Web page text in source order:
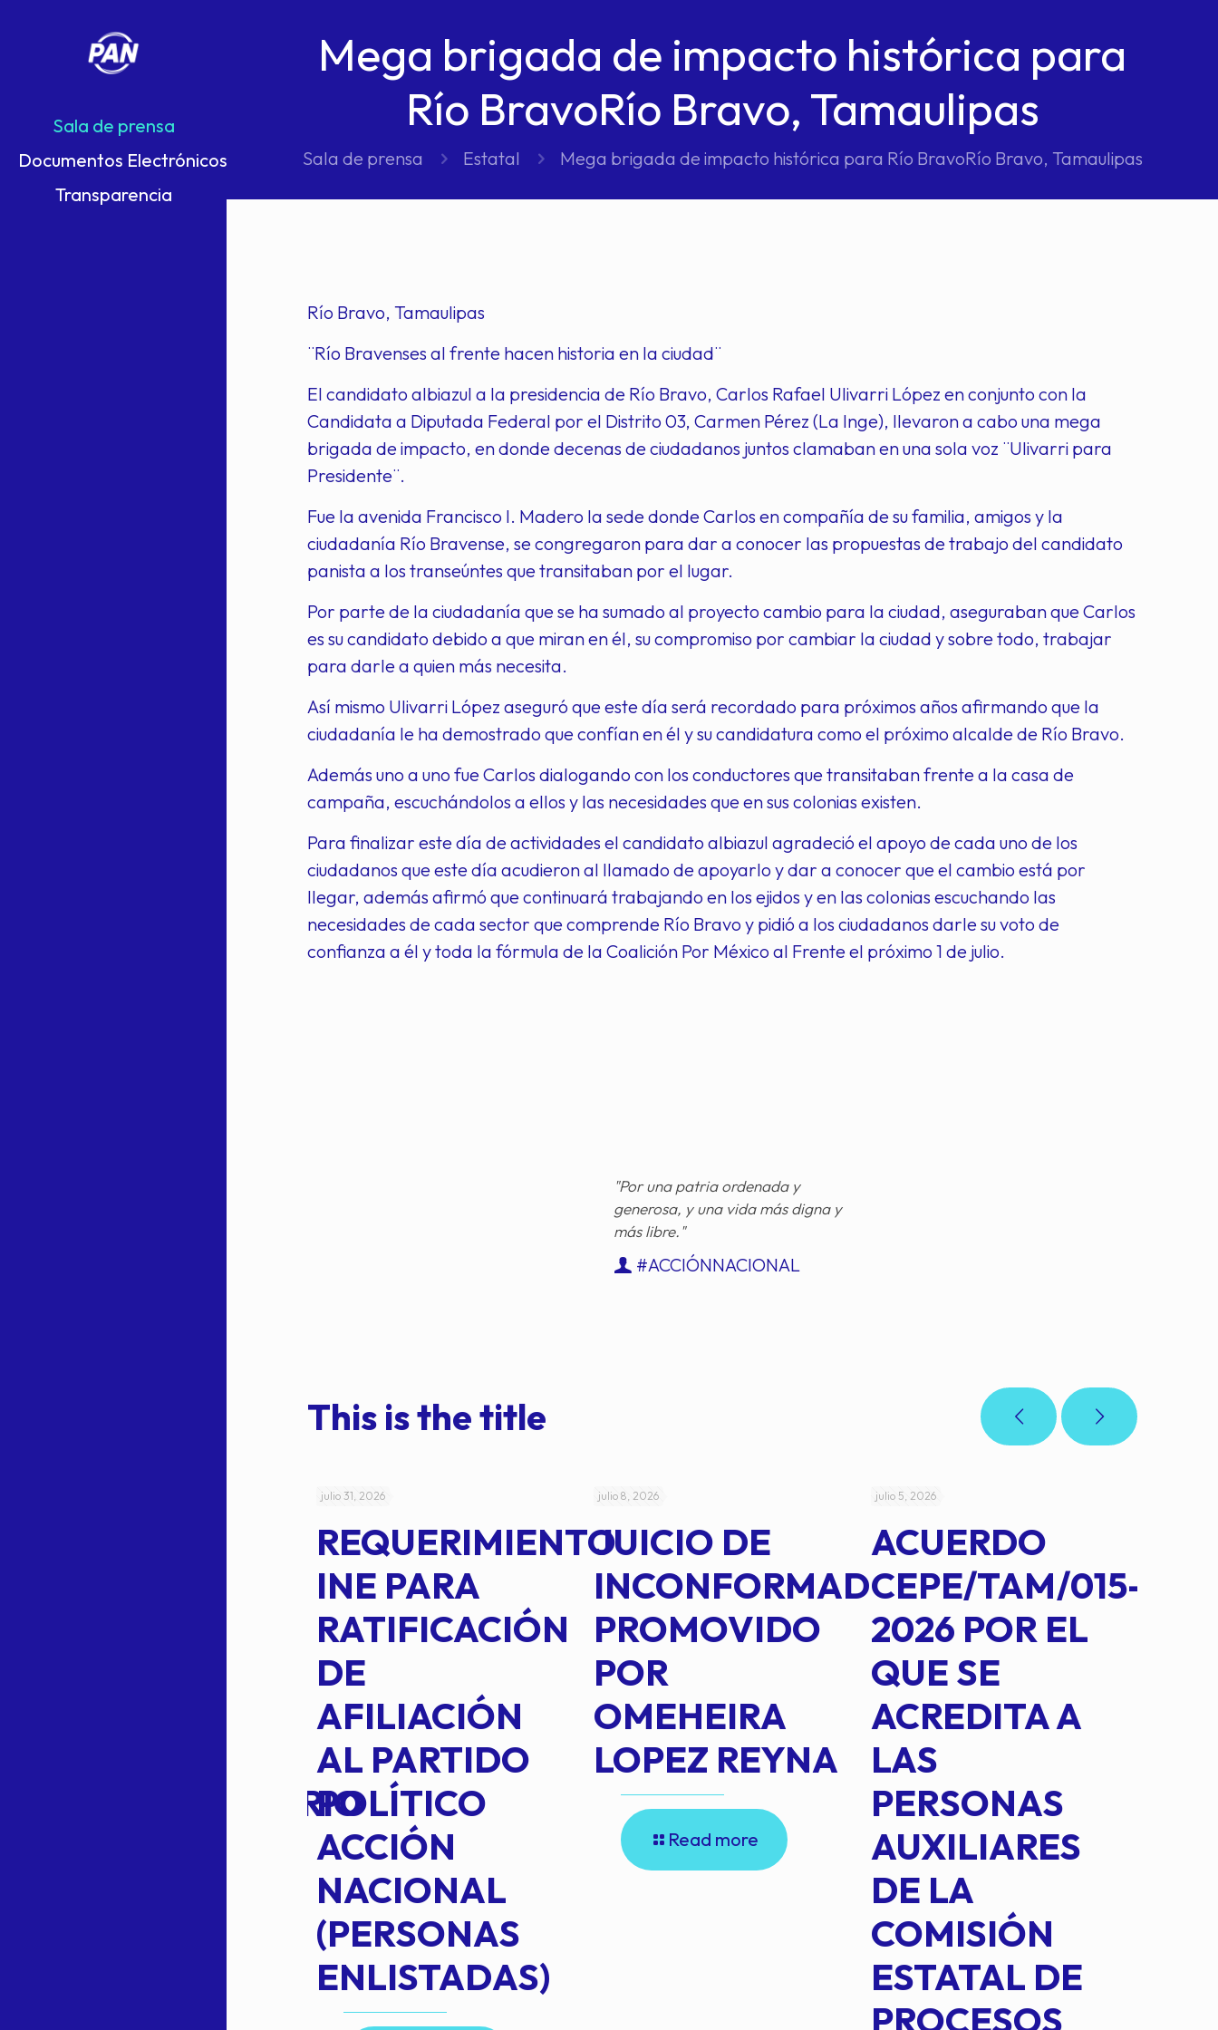
Sala de prensa
Documentos Electrónicos
Transparencia
Mega brigada de impacto histórica para
Río BravoRío Bravo, Tamaulipas
Sala de prensa Estatal Mega brigada de impacto histórica para Río BravoRío Bravo, Tamaulipas
Río Bravo, Tamaulipas
¨Río Bravenses al frente hacen historia en la ciudad¨
El candidato albiazul a la presidencia de Río Bravo, Carlos Rafael Ulivarri López en conjunto con la
Candidata a Diputada Federal por el Distrito 03, Carmen Pérez (La Inge), llevaron a cabo una mega
brigada de impacto, en donde decenas de ciudadanos juntos clamaban en una sola voz ¨Ulivarri para
Presidente¨.
Fue la avenida Francisco I. Madero la sede donde Carlos en compañía de su familia, amigos y la
ciudadanía Río Bravense, se congregaron para dar a conocer las propuestas de trabajo del candidato
panista a los transeúntes que transitaban por el lugar.
Por parte de la ciudadanía que se ha sumado al proyecto cambio para la ciudad, aseguraban que Carlos
es su candidato debido a que miran en él, su compromiso por cambiar la ciudad y sobre todo, trabajar
para darle a quien más necesita.
Así mismo Ulivarri López aseguró que este día será recordado para próximos años afirmando que la
ciudadanía le ha demostrado que confían en él y su candidatura como el próximo alcalde de Río Bravo.
Además uno a uno fue Carlos dialogando con los conductores que transitaban frente a la casa de
campaña, escuchándolos a ellos y las necesidades que en sus colonias existen.
Para finalizar este día de actividades el candidato albiazul agradeció el apoyo de cada uno de los
ciudadanos que este día acudieron al llamado de apoyarlo y dar a conocer que el cambio está por
llegar, además afirmó que continuará trabajando en los ejidos y en las colonias escuchando las
necesidades de cada sector que comprende Río Bravo y pidió a los ciudadanos darle su voto de
confianza a él y toda la fórmula de la Coalición Por México al Frente el próximo 1 de julio.
"Por una patria ordenada y
generosa, y una vida más digna y
más libre."
#ACCIÓNNACIONAL
This is the title
EXTRAORDINARIO
julio 31, 2026
REQUERIMIENTO
INE PARA
RATIFICACIÓN
DE
AFILIACIÓN
AL PARTIDO
POLÍTICO
ACCIÓN
NACIONAL
(PERSONAS
ENLISTADAS)
julio 8, 2026
JUICIO DE
INCONFORMAD
PROMOVIDO
POR
OMEHEIRA
LOPEZ REYNA
Read more
julio 5, 2026
ACUERDO
CEPE/TAM/015-
2026 POR EL
QUE SE
ACREDITA A
LAS
PERSONAS
AUXILIARES
DE LA
COMISIÓN
ESTATAL DE
PROCESOS